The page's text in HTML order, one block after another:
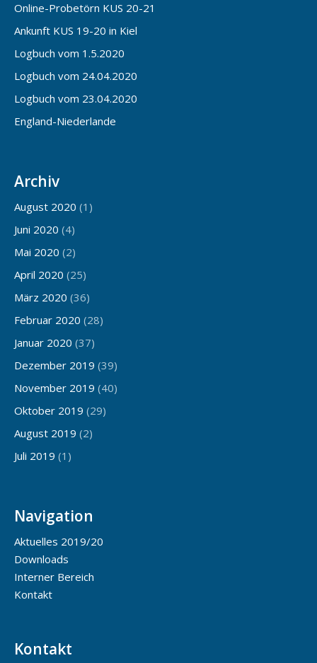
Online-Probetörn KUS 20-21
Ankunft KUS 19-20 in Kiel
Logbuch vom 1.5.2020
Logbuch vom 24.04.2020
Logbuch vom 23.04.2020
England-Niederlande
Archiv
August 2020 (1)
Juni 2020 (4)
Mai 2020 (2)
April 2020 (25)
März 2020 (36)
Februar 2020 (28)
Januar 2020 (37)
Dezember 2019 (39)
November 2019 (40)
Oktober 2019 (29)
August 2019 (2)
Juli 2019 (1)
Navigation
Aktuelles 2019/20
Downloads
Interner Bereich
Kontakt
Kontakt